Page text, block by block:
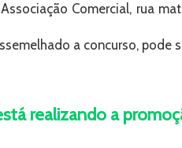
Comercial, rua
a concurso, pode
realizando a